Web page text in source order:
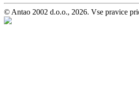
© Antao 2002 d.o.o., 2026. Vse pravice